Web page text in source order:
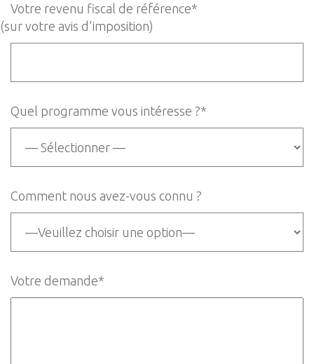
Votre revenu fiscal de référence*
(sur votre avis d'imposition)
Quel programme vous intéresse ?*
Comment nous avez-vous connu ?
Votre demande*